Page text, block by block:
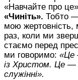
«Навчайте про
«Чиніть». Тобто
мою жертовність,
раз, коли ми
стаємо перед
ми говоримо: «Це
із Христом. Це —
служінні».